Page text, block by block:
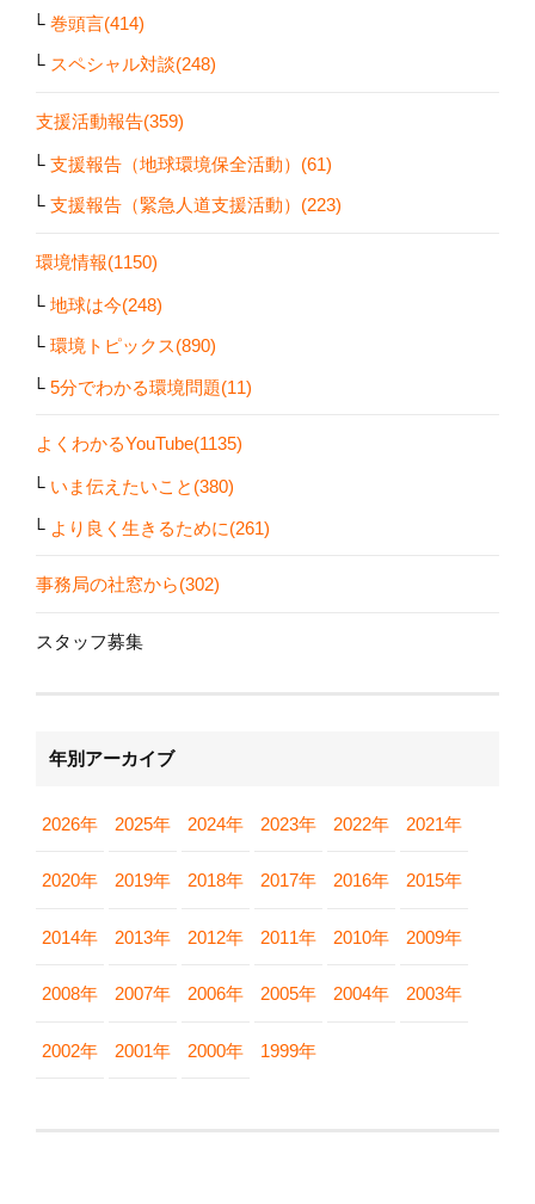
巻頭言(414)
スペシャル対談(248)
支援活動報告(359)
支援報告（地球環境保全活動）(61)
支援報告（緊急人道支援活動）(223)
環境情報(1150)
地球は今(248)
環境トピックス(890)
5分でわかる環境問題(11)
よくわかるYouTube(1135)
いま伝えたいこと(380)
より良く生きるために(261)
事務局の社窓から(302)
スタッフ募集
年別アーカイブ
2026年 2025年 2024年 2023年 2022年 2021年
2020年 2019年 2018年 2017年 2016年 2015年
2014年 2013年 2012年 2011年 2010年 2009年
2008年 2007年 2006年 2005年 2004年 2003年
2002年 2001年 2000年 1999年